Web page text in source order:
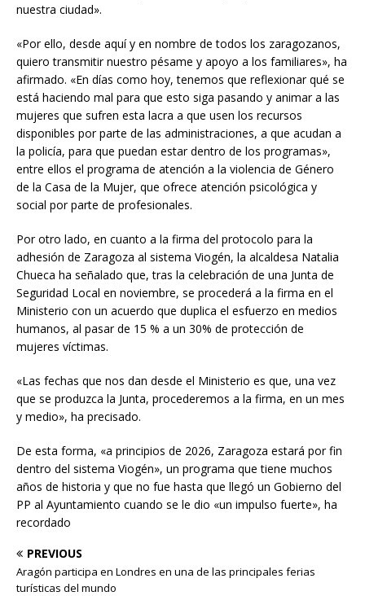
nuestra ciudad».
«Por ello, desde aquí y en nombre de todos los zaragozanos,
quiero transmitir nuestro pésame y apoyo a los familiares», ha
afirmado. «En días como hoy, tenemos que reflexionar qué se
está haciendo mal para que esto siga pasando y animar a las
mujeres que sufren esta lacra a que usen los recursos
disponibles por parte de las administraciones, a que acudan a
la policía, para que puedan estar dentro de los programas»,
entre ellos el programa de atención a la violencia de Género
de la Casa de la Mujer, que ofrece atención psicológica y
social por parte de profesionales.
Por otro lado, en cuanto a la firma del protocolo para la
adhesión de Zaragoza al sistema Viogén, la alcaldesa Natalia
Chueca ha señalado que, tras la celebración de una Junta de
Seguridad Local en noviembre, se procederá a la firma en el
Ministerio con un acuerdo que duplica el esfuerzo en medios
humanos, al pasar de 15 % a un 30% de protección de
mujeres víctimas.
«Las fechas que nos dan desde el Ministerio es que, una vez
que se produzca la Junta, procederemos a la firma, en un mes
y medio», ha precisado.
De esta forma, «a principios de 2026, Zaragoza estará por fin
dentro del sistema Viogén», un programa que tiene muchos
años de historia y que no fue hasta que llegó un Gobierno del
PP al Ayuntamiento cuando se le dio «un impulso fuerte», ha
recordado
PREVIOUS
Aragón participa en Londres en una de las principales ferias
turísticas del mundo